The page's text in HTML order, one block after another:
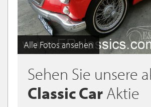
Alle Fotos ansehen
Sehen Sie unsere
Classic Car Aktie